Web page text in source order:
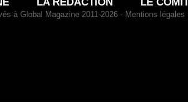
LA RÉDACTION LE
à Global Magazine 2011-2026 - Mentions légales